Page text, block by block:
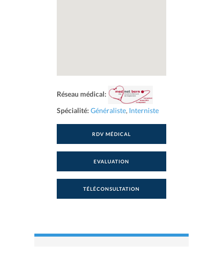
Réseau médical:
Spécialité: Généraliste, Interniste
RDV MÉDICAL
EVALUATION
TÉLÉCONSULTATION